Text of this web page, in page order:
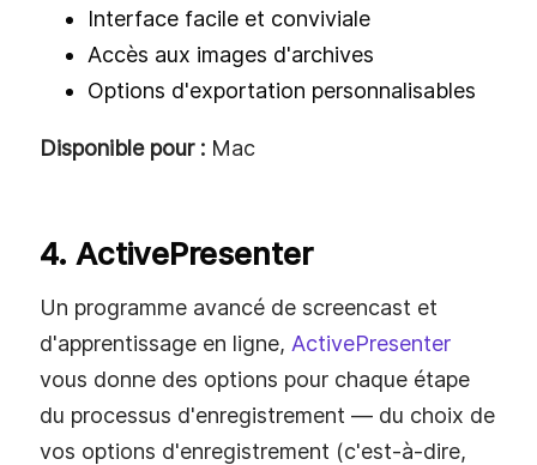
Interface facile et conviviale
Accès aux images d'archives
Options d'exportation personnalisables
Disponible pour : Mac
4. ActivePresenter
Un programme avancé de screencast et
d'apprentissage en ligne, ActivePresenter
vous donne des options pour chaque étape
du processus d'enregistrement — du choix de
vos options d'enregistrement (c'est-à-dire,